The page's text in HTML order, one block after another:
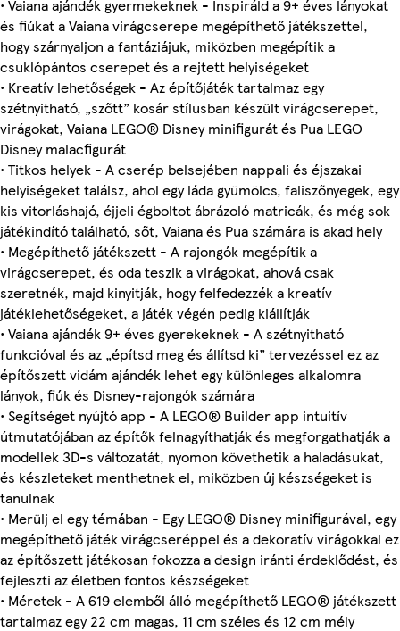
• Vaiana ajándék gyermekeknek - Inspiráld a 9+ éves lányokat
és fiúkat a Vaiana virágcserepe megépíthető játékszettel,
hogy szárnyaljon a fantáziájuk, miközben megépítik a
csuklópántos cserepet és a rejtett helyiségeket
• Kreatív lehetőségek - Az építőjáték tartalmaz egy
szétnyitható, „szőtt” kosár stílusban készült virágcserepet,
virágokat, Vaiana LEGO® Disney minifigurát és Pua LEGO
Disney malacfigurát
• Titkos helyek - A cserép belsejében nappali és éjszakai
helyiségeket találsz, ahol egy láda gyümölcs, faliszőnyegek, egy
kis vitorláshajó, éjjeli égboltot ábrázoló matricák, és még sok
játékindító található, sőt, Vaiana és Pua számára is akad hely
• Megépíthető játékszett - A rajongók megépítik a
virágcserepet, és oda teszik a virágokat, ahová csak
szeretnék, majd kinyitják, hogy felfedezzék a kreatív
játéklehetőségeket, a játék végén pedig kiállítják
• Vaiana ajándék 9+ éves gyerekeknek - A szétnyitható
funkcióval és az „építsd meg és állítsd ki” tervezéssel ez az
építőszett vidám ajándék lehet egy különleges alkalomra
lányok, fiúk és Disney-rajongók számára
• Segítséget nyújtó app - A LEGO® Builder app intuitív
útmutatójában az építők felnagyíthatják és megforgathatják a
modellek 3D-s változatát, nyomon követhetik a haladásukat,
és készleteket menthetnek el, miközben új készségeket is
tanulnak
• Merülj el egy témában - Egy LEGO® Disney minifigurával, egy
megépíthető játék virágcseréppel és a dekoratív virágokkal ez
az építőszett játékosan fokozza a design iránti érdeklődést, és
fejleszti az életben fontos készségeket
• Méretek - A 619 elemből álló megépíthető LEGO® játékszett
tartalmaz egy 22 cm magas, 11 cm széles és 12 cm mély